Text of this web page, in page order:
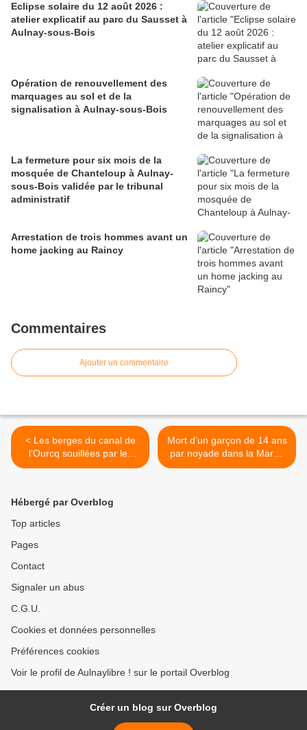
Eclipse solaire du 12 août 2026 :
atelier explicatif au parc du Sausset à
Aulnay-sous-Bois
Opération de renouvellement des
marquages au sol et de la
signalisation à Aulnay-sous-Bois
La fermeture pour six mois de la
mosquée de Chanteloup à Aulnay-
sous-Bois validée par le tribunal
administratif
Arrestation de trois hommes avant un
home jacking au Raincy
Commentaires
Ajouter un commentaire
< Les berges du canal de
l’Ourcq souillées par les
déchets à Sevran
Mort d’un garçon de 14 ans
par noyade dans la Marne
à Neuilly-sur-Marne >
Hébergé par Overblog
Top articles
Pages
Contact
Signaler un abus
C.G.U.
Cookies et données personnelles
Préférences cookies
Voir le profil de Aulnaylibre ! sur le portail Overblog
Créer un blog sur Overblog